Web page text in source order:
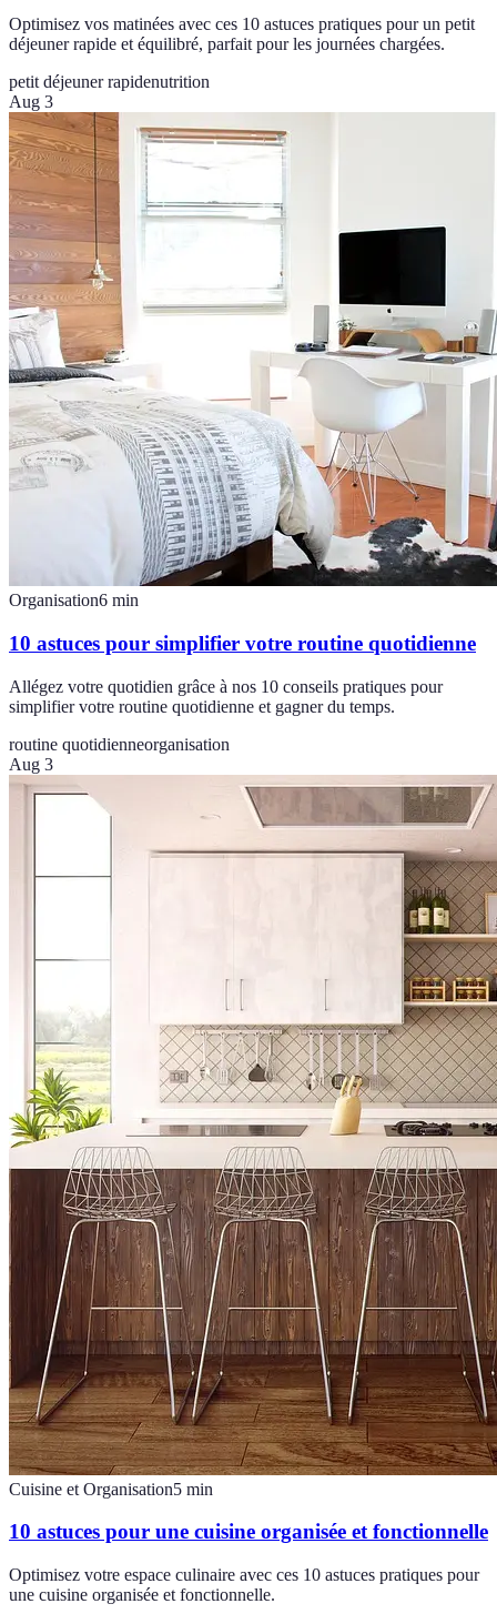
Optimisez vos matinées avec ces 10 astuces pratiques pour un petit
déjeuner rapide et équilibré, parfait pour les journées chargées.
petit déjeuner rapidenutrition
Aug 3
Organisation6 min
10 astuces pour simplifier votre routine quotidienne
Allégez votre quotidien grâce à nos 10 conseils pratiques pour
simplifier votre routine quotidienne et gagner du temps.
routine quotidienneorganisation
Aug 3
Cuisine et Organisation5 min
10 astuces pour une cuisine organisée et fonctionnelle
Optimisez votre espace culinaire avec ces 10 astuces pratiques pour
une cuisine organisée et fonctionnelle.